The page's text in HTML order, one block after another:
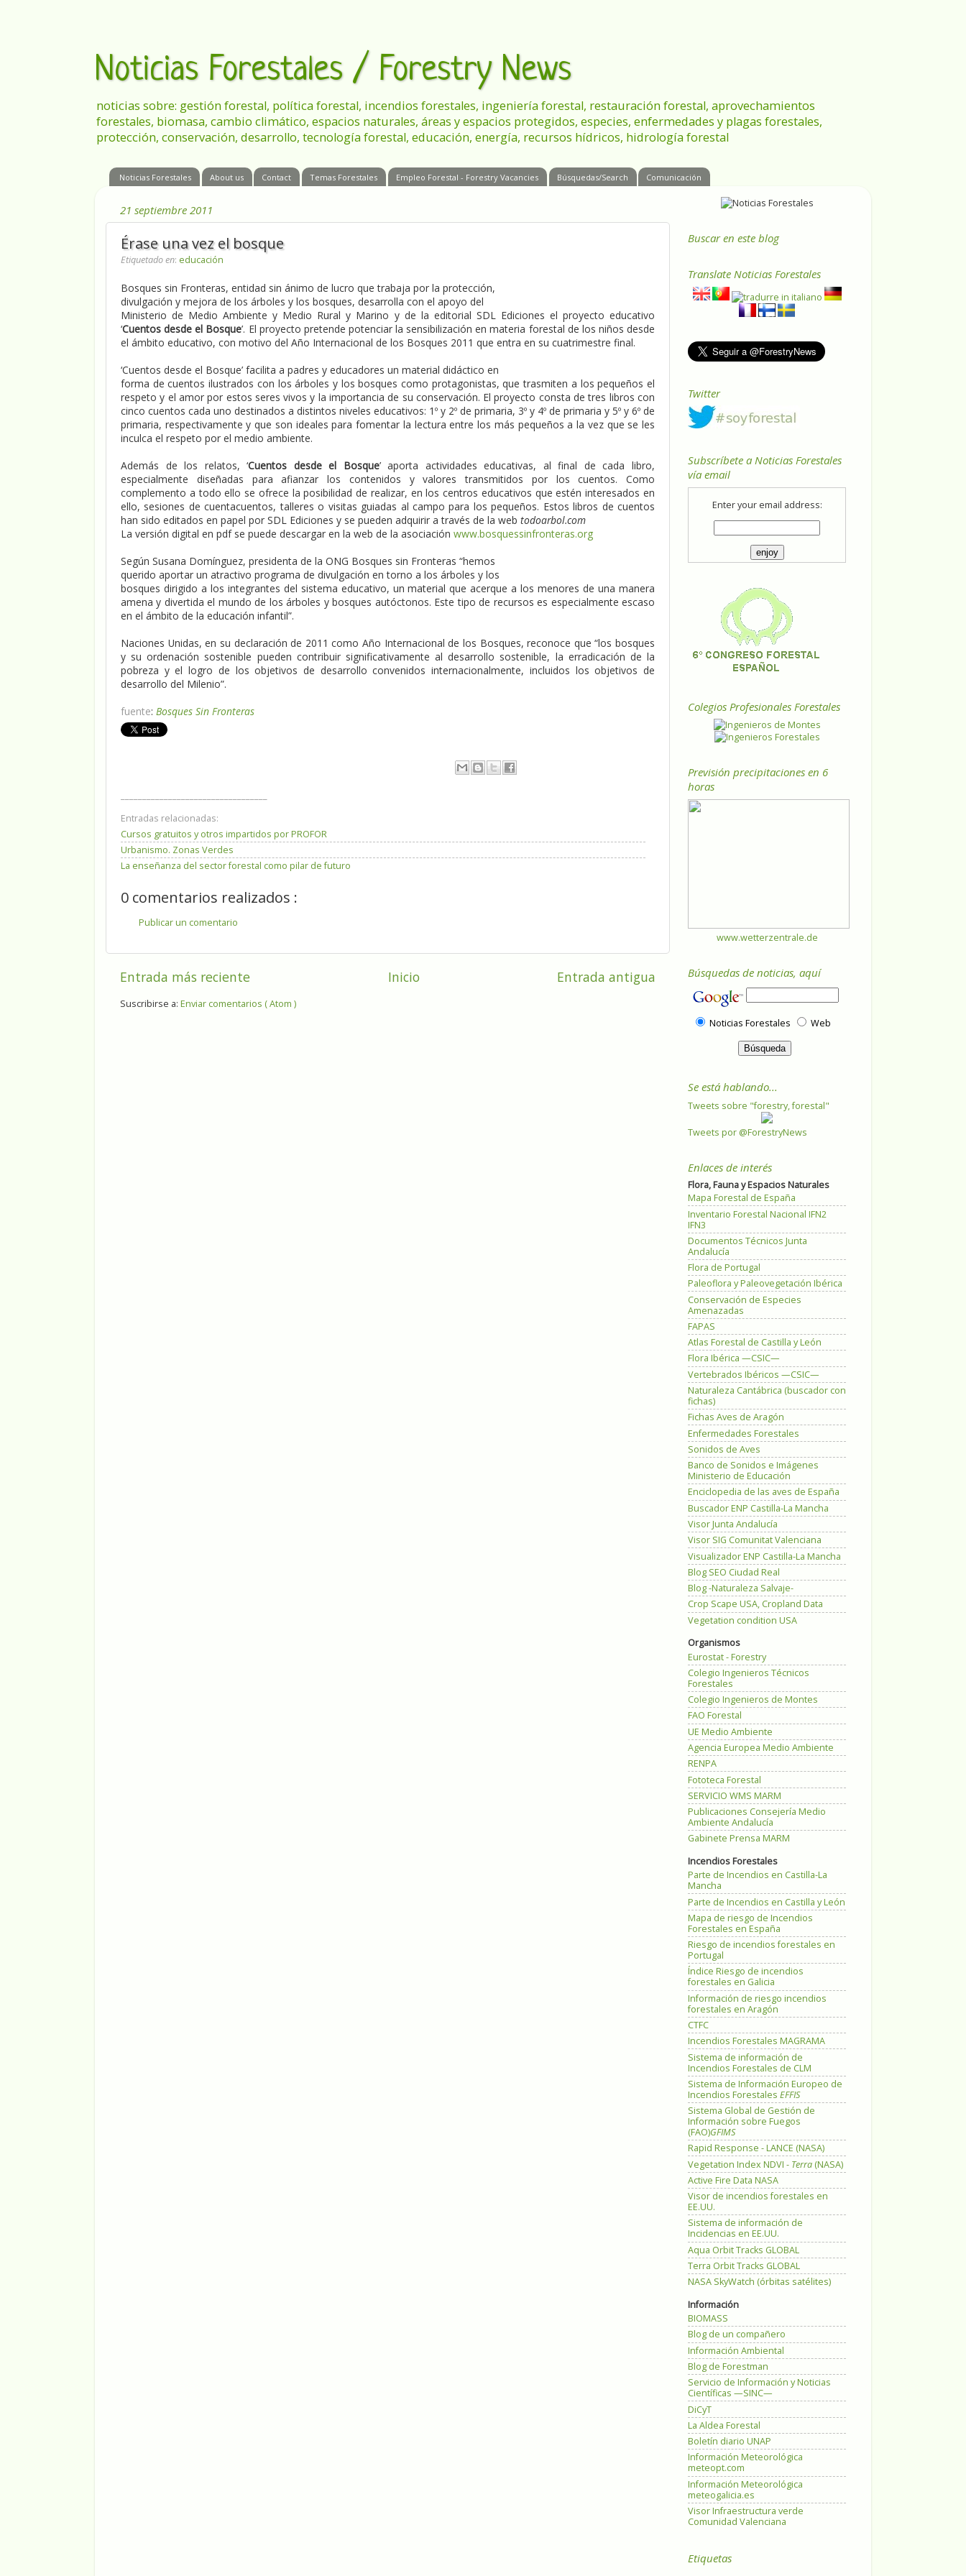
Noticias Forestales / Forestry News
noticias sobre: gestión forestal, política forestal, incendios forestales, ingeniería forestal, restauración forestal, aprovechamientos
forestales, biomasa, cambio climático, espacios naturales, áreas y espacios protegidos, especies, enfermedades y plagas forestales,
protección, conservación, desarrollo, tecnología forestal, educación, energía, recursos hídricos, hidrología forestal
Noticias Forestales About us Contact Temas Forestales Empleo Forestal - Forestry Vacancies Búsquedas/Search Comunicación
21 septiembre 2011
Érase una vez el bosque
Etiquetado en: educación
Bosques sin Fronteras, entidad sin ánimo de lucro que trabaja por la protección,
divulgación y mejora de los árboles y los bosques, desarrolla con el apoyo del
Ministerio de Medio Ambiente y Medio Rural y Marino y de la editorial SDL Ediciones el proyecto educativo
‘Cuentos desde el Bosque’. El proyecto pretende potenciar la sensibilización en materia forestal de los niños desde
el ámbito educativo, con motivo del Año Internacional de los Bosques 2011 que entra en su cuatrimestre final.
‘Cuentos desde el Bosque’ facilita a padres y educadores un material didáctico en
forma de cuentos ilustrados con los árboles y los bosques como protagonistas, que trasmiten a los pequeños el
respeto y el amor por estos seres vivos y la importancia de su conservación. El proyecto consta de tres libros con
cinco cuentos cada uno destinados a distintos niveles educativos: 1º y 2º de primaria, 3º y 4º de primaria y 5º y 6º de
primaria, respectivamente y que son ideales para fomentar la lectura entre los más pequeños a la vez que se les
inculca el respeto por el medio ambiente.
Además de los relatos, ‘Cuentos desde el Bosque’ aporta actividades educativas, al final de cada libro,
especialmente diseñadas para afianzar los contenidos y valores transmitidos por los cuentos. Como
complemento a todo ello se ofrece la posibilidad de realizar, en los centros educativos que estén interesados en
ello, sesiones de cuentacuentos, talleres o visitas guiadas al campo para los pequeños. Estos libros de cuentos
han sido editados en papel por SDL Ediciones y se pueden adquirir a través de la web todoarbol.com
La versión digital en pdf se puede descargar en la web de la asociación www.bosquessinfronteras.org
Según Susana Domínguez, presidenta de la ONG Bosques sin Fronteras “hemos
querido aportar un atractivo programa de divulgación en torno a los árboles y los
bosques dirigido a los integrantes del sistema educativo, un material que acerque a los menores de una manera
amena y divertida el mundo de los árboles y bosques autóctonos. Este tipo de recursos es especialmente escaso
en el ámbito de la educación infantil”.
Naciones Unidas, en su declaración de 2011 como Año Internacional de los Bosques, reconoce que “los bosques
y su ordenación sostenible pueden contribuir significativamente al desarrollo sostenible, la erradicación de la
pobreza y el logro de los objetivos de desarrollo convenidos internacionalmente, incluidos los objetivos de
desarrollo del Milenio”.
fuente: Bosques Sin Fronteras
Entradas relacionadas:
Cursos gratuitos y otros impartidos por PROFOR
Urbanismo. Zonas Verdes
La enseñanza del sector forestal como pilar de futuro
0 comentarios realizados :
Publicar un comentario
Entrada más reciente Entrada antigua
Inicio
Suscribirse a: Enviar comentarios ( Atom )
Buscar en este blog
Translate Noticias Forestales
Twitter
Subscríbete a Noticias Forestales
vía email
Enter your email address:
Colegios Profesionales Forestales
Previsión precipitaciones en 6
horas
www.wetterzentrale.de
Búsquedas de noticias, aquí
Noticias Forestales Web
Se está hablando...
Tweets sobre "forestry, forestal"
Tweets por @ForestryNews
Enlaces de interés
Flora, Fauna y Espacios Naturales
Mapa Forestal de España
Inventario Forestal Nacional IFN2
IFN3
Documentos Técnicos Junta
Andalucía
Flora de Portugal
Paleoflora y Paleovegetación Ibérica
Conservación de Especies
Amenazadas
FAPAS
Atlas Forestal de Castilla y León
Flora Ibérica —CSIC—
Vertebrados Ibéricos —CSIC—
Naturaleza Cantábrica (buscador con
fichas)
Fichas Aves de Aragón
Enfermedades Forestales
Sonidos de Aves
Banco de Sonidos e Imágenes
Ministerio de Educación
Enciclopedia de las aves de España
Buscador ENP Castilla-La Mancha
Visor Junta Andalucía
Visor SIG Comunitat Valenciana
Visualizador ENP Castilla-La Mancha
Blog SEO Ciudad Real
Blog -Naturaleza Salvaje-
Crop Scape USA, Cropland Data
Vegetation condition USA
Organismos
Eurostat - Forestry
Colegio Ingenieros Técnicos
Forestales
Colegio Ingenieros de Montes
FAO Forestal
UE Medio Ambiente
Agencia Europea Medio Ambiente
RENPA
Fototeca Forestal
SERVICIO WMS MARM
Publicaciones Consejería Medio
Ambiente Andalucía
Gabinete Prensa MARM
Incendios Forestales
Parte de Incendios en Castilla-La
Mancha
Parte de Incendios en Castilla y León
Mapa de riesgo de Incendios
Forestales en España
Riesgo de incendios forestales en
Portugal
Índice Riesgo de incendios
forestales en Galicia
Información de riesgo incendios
forestales en Aragón
CTFC
Incendios Forestales MAGRAMA
Sistema de información de
Incendios Forestales de CLM
Sistema de Información Europeo de
Incendios Forestales EFFIS
Sistema Global de Gestión de
Información sobre Fuegos
(FAO)GFIMS
Rapid Response - LANCE (NASA)
Vegetation Index NDVI - Terra (NASA)
Active Fire Data NASA
Visor de incendios forestales en
EE.UU.
Sistema de información de
Incidencias en EE.UU.
Aqua Orbit Tracks GLOBAL
Terra Orbit Tracks GLOBAL
NASA SkyWatch (órbitas satélites)
Información
BIOMASS
Blog de un compañero
Información Ambiental
Blog de Forestman
Servicio de Información y Noticias
Científicas —SINC—
DiCyT
La Aldea Forestal
Boletín diario UNAP
Información Meteorológica
meteopt.com
Información Meteorológica
meteogalicia.es
Visor Infraestructura verde
Comunidad Valenciana
Etiquetas